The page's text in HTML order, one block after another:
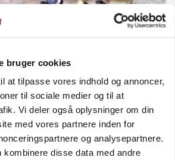
bruger cookies
at tilpasse vores indhold og annoncer,
til sociale medier og til at
Vi deler også oplysninger om din
med vores partnere inden for
og analysepartnere.
kombinere disse data med andre
dykker 23 procent
Annonce